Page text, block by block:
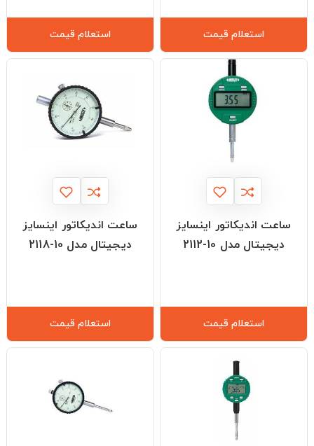
استعلام قیمت استعلام قیمت
ساعت اندیکاتور اینسایز
دیجیتال مدل 10-2112
استعلام قیمت
ساعت اندیکاتور اینسایز
دیجیتال مدل 10-2118
استعلام قیمت